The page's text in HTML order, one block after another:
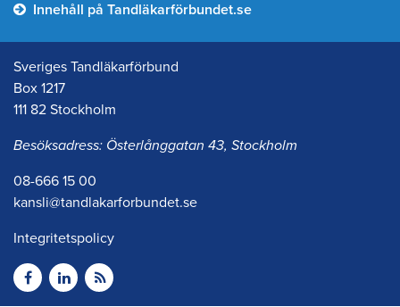
Innehåll på Tandläkarförbundet.se
Sveriges Tandläkarförbund
Box 1217
111 82 Stockholm
Besöksadress: Österlånggatan 43, Stockholm
08-666 15 00
kansli@tandlakarforbundet.se
Integritetspolicy